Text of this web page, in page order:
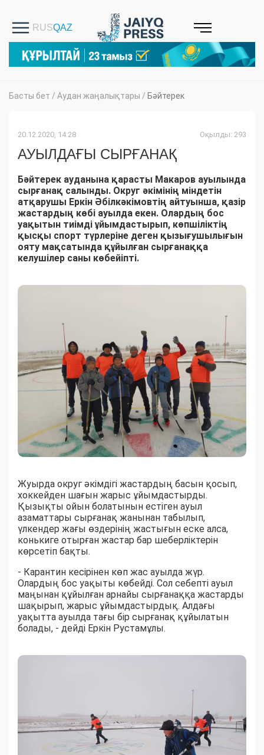
Басты бет / Аудан жаңалықтары / Бәйтерек
20.12.2020, 14:28 Оқылды: 293
АУЫЛДАҒЫ СЫРҒАНАҚ
Бәйтерек ауданына қарасты Макаров ауылында
сырғанақ салынды. Округ әкімінің міндетін
атқарушы Еркін Әбілкәкімовтің айтуынша, қазір
жастардың көбі ауылда екен. Олардың бос
уақытын тиімді ұйымдастырып, көпшіліктің
қысқы спорт түрлеріне деген қызығушылығын
ояту мақсатында құйылған сырғанаққа
келушілер саны көбейіпті.
Жуырда округ әкімдігі жастардың басын қосып,
хоккейден шағын жарыс ұйымдастырды.
Қызықты ойын болатынын естіген ауыл
азаматтары сырғанақ жанынан табылып,
үлкендер жағы өздерінің жастығын еске алса,
конькиге отырған жастар бар шеберліктерін
көрсетіп бақты.
- Карантин кесірінен көп жас ауылда жүр.
Олардың бос уақыты көбейді. Сол себепті ауыл
маңынан құйылған арнайы сырғанаққа жастарды
шақырып, жарыс ұйымдастырдық. Алдағы
уақытта ауылда тағы бір сырғанақ құйылатын
болады, - дейді Еркін Рустамұлы.